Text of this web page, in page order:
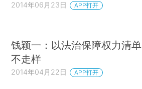
2014年06月23日 APP打开
钱颖一：以法治保障权力清单
不走样
2014年04月22日 APP打开